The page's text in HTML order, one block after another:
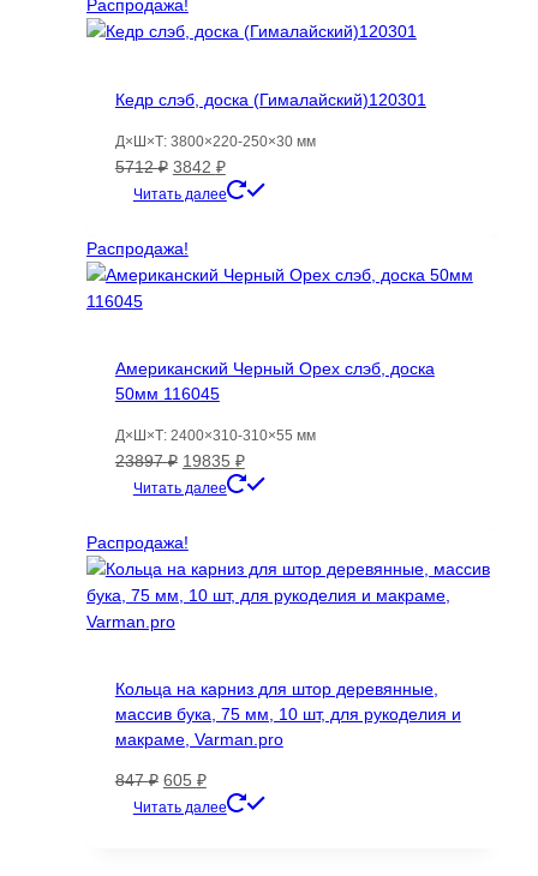
Распродажа!
Кедр слэб, доска (Гималайский)120301
Д×Ш×Т: 3800×220-250×30 мм
5712₽ Первоначальная
цена
5712 ₽.
3842 ₽Текущая
цена:
Читать далее
Распродажа!
Американский Черный Орех слэб, доска
50мм 116045
Д×Ш×Т: 2400×310-310×55 мм
23897₽ Первоначальная
цена
23897 ₽.
19835 ₽Текущая
цена:
Читать далее
Распродажа!
Кольца на карниз для штор деревянные,
массив бука, 75 мм, 10 шт, для рукоделия и
макраме, Varman.pro
847₽ Первоначальная
цена
605 ₽Текущая
цена:
Читать далее